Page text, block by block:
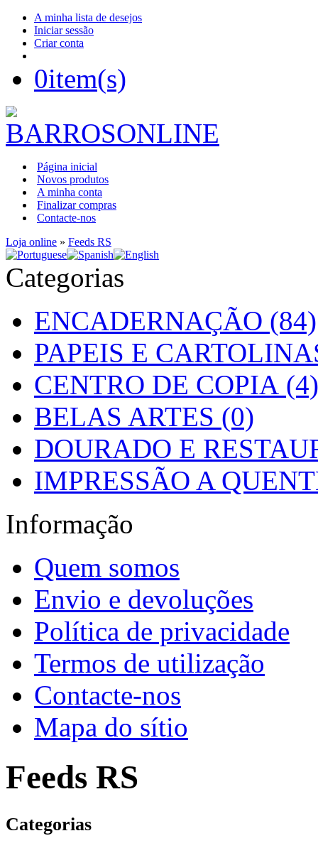
A minha lista de desejos
Iniciar sessão
Criar conta
0item(s)
Página inicial
Novos produtos
A minha conta
Finalizar compras
Contacte-nos
Loja online » Feeds RS
Categorias
ENCADERNAÇÃO (84)
PAPEIS E
CENTRO DE COPIA (4)
BELAS ARTES (0)
DOURADO E
IMPRESSÃO A
Informação
Quem somos
Envio e devoluções
Política de privacidade
Termos de utilização
Contacte-nos
Mapa do sítio
Feeds RS
Categorias